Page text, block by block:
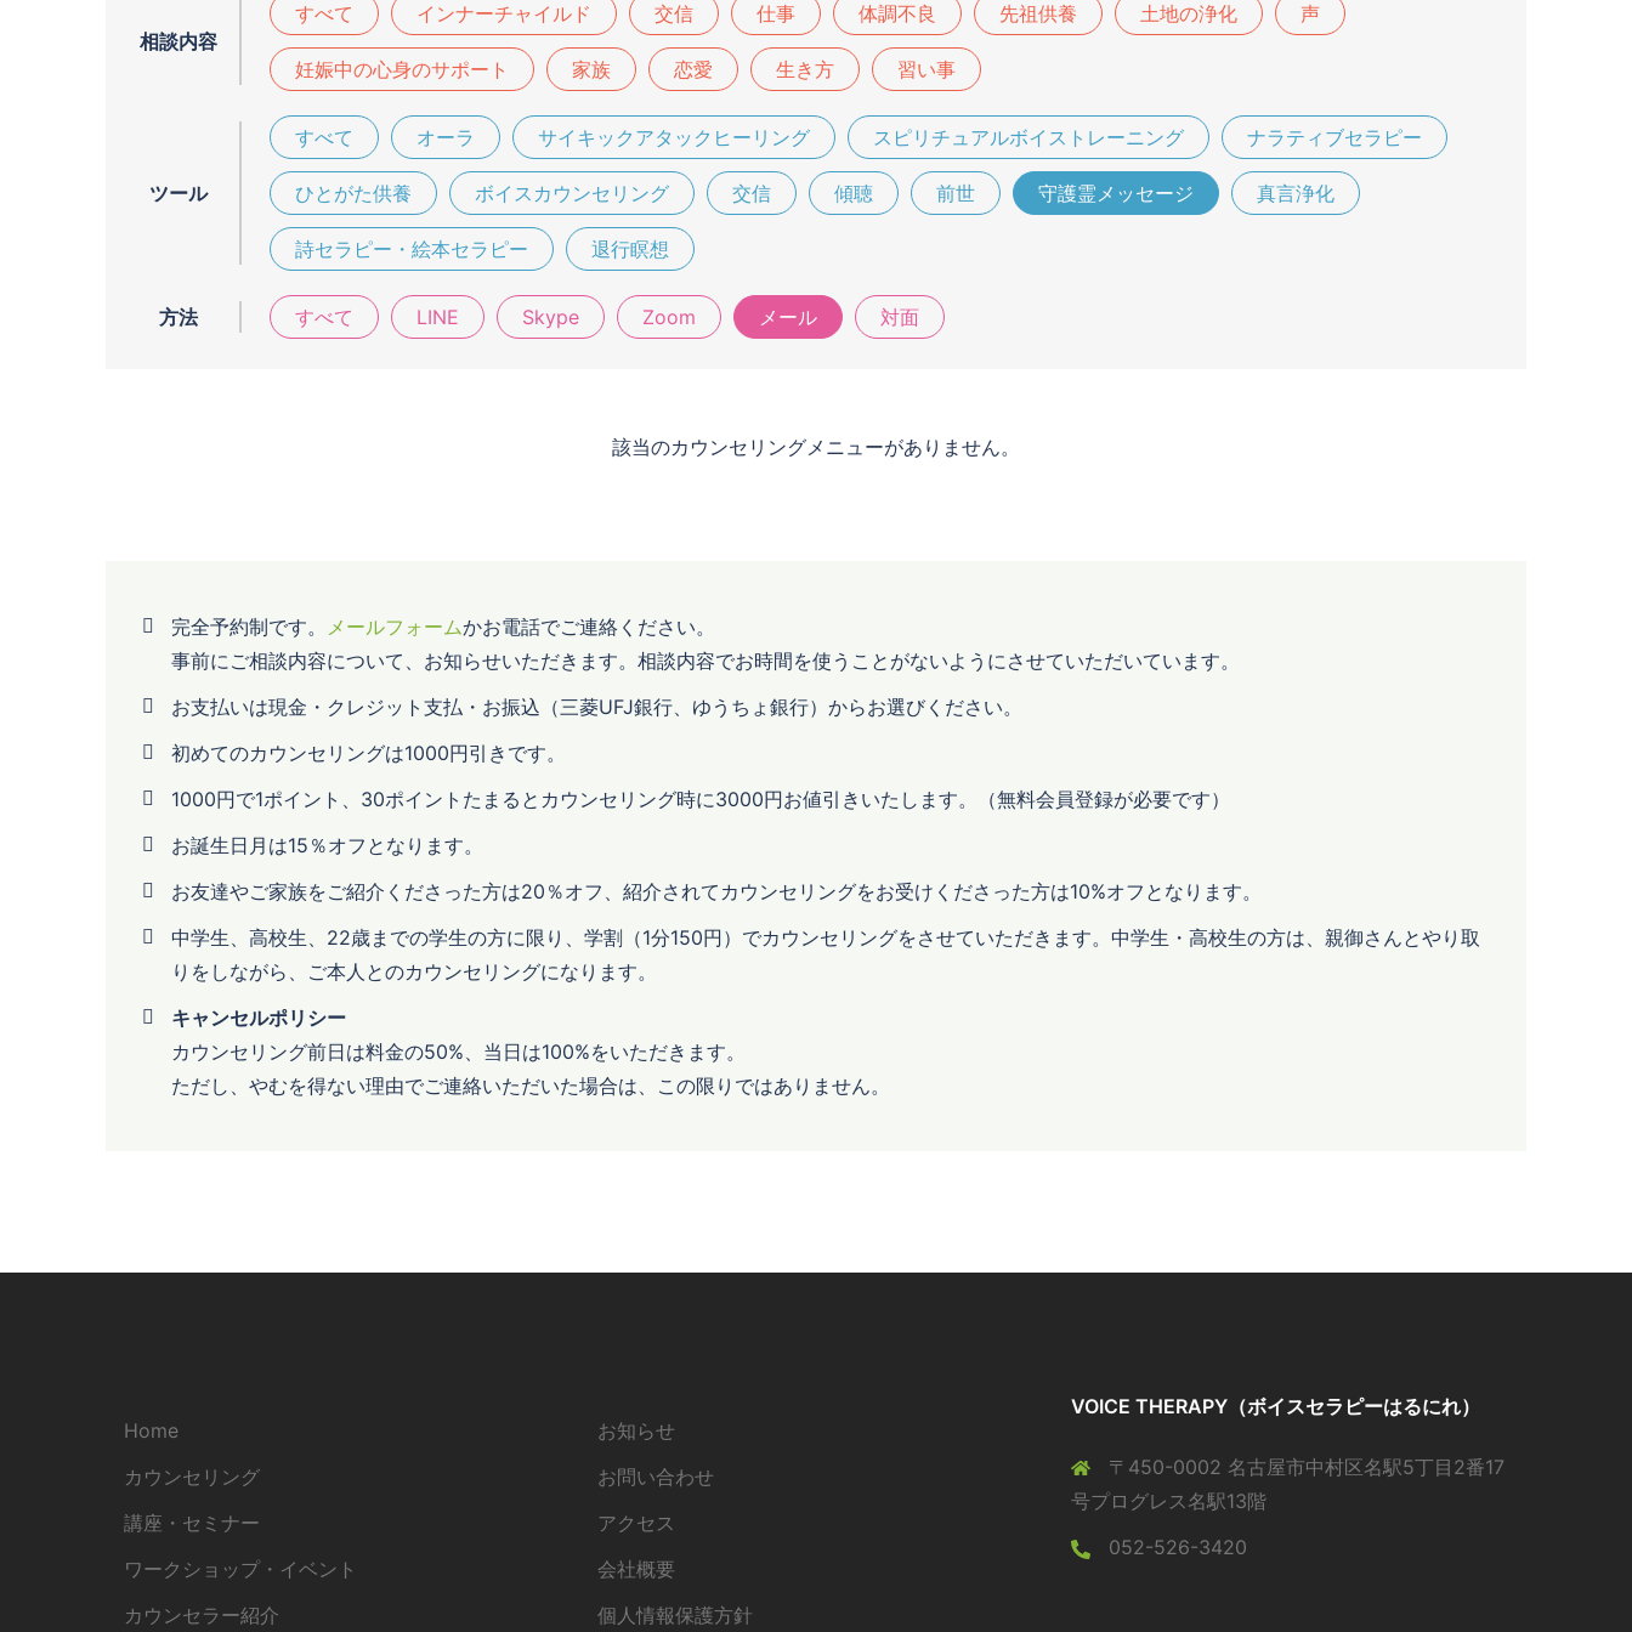
相談内容
すべて インナーチャイルド 交信 仕事 体調不良 先祖供養 土地の浄化 声
妊娠中の心身のサポート 家族 恋愛 生き方 習い事
ツール
すべて オーラ サイキックアタックヒーリング スピリチュアルボイストレーニング ナラティブセラピー
ひとがた供養 ボイスカウンセリング 交信 傾聴 前世 守護霊メッセージ 真言浄化
詩セラピー・絵本セラピー 退行瞑想
方法 すべて LINE Skype Zoom メール 対面
該当のカウンセリングメニューがありません。
完全予約制です。 メールフォームかお電話でご連絡ください。
事前にご相談内容について、お知らせいただきます。相談内容でお時間を使うことがないようにさせていただいています。
お支払いは現金・クレジット支払・お振込（三菱UFJ銀行、ゆうちょ銀行）からお選びください。
初めてのカウンセリングは1000円引きです。
1000円で1ポイント、30ポイントたまるとカウンセリング時に3000円お値引きいたします。（無料会員登録が必要です）
お誕生日月は15％オフとなります。
お友達やご家族をご紹介くださった方は20％オフ、紹介されてカウンセリングをお受けくださった方は10%オフとなります。
中学生、高校生、22歳までの学生の方に限り、学割（1分150円）でカウンセリングをさせていただきます。中学生・高校生の方は、親御さんとやり取
りをしながら、ご本人とのカウンセリングになります。
キャンセルポリシー
カウンセリング前日は料金の50%、当日は100%をいただきます。
ただし、やむを得ない理由でご連絡いただいた場合は、この限りではありません。
Home
カウンセリング
講座・セミナー
ワークショップ・イベント
カウンセラー紹介
お知らせ
お問い合わせ
アクセス
会社概要
個人情報保護方針
VOICE THERAPY（ボイスセラピーはるにれ）
〒450-0002 名古屋市中村区名駅5丁目2番17
号プログレス名駅13階
052-526-3420